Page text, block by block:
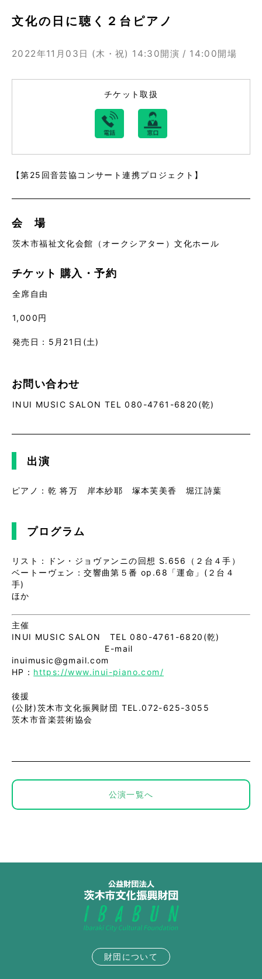
文化の日に聴く２台ピアノ
2022年11月03日 (木・祝) 14:30開演 / 14:00開場
チケット取扱
【第25回音芸協コンサート連携プロジェクト】
会 場
茨木市福祉文化会館（オークシアター）文化ホール
チケット 購入・予約
全席自由
1,000円
発売日：5月21日(土)
お問い合わせ
INUI MUSIC SALON TEL 080-4761-6820(乾)
出演
ピアノ：乾 将万 岸本紗耶 塚本芙美香 堀江詩葉
プログラム
リスト：ドン・ジョヴァンニの回想 S.656（２台４手）
ベートーヴェン：交響曲第５番 op.68「運命」(２台４
手)
ほか
主催
INUI MUSIC SALON TEL 080-4761-6820(乾)
E-mail
inuimusic@gmail.com
HP： https://www.inui-piano.com/
後援
(公財)茨木市文化振興財団 TEL.072-625-3055
茨木市音楽芸術協会
公演一覧へ
財団について